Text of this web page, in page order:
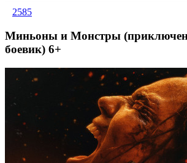
2585
Миньоны и Монстры
боевик) 6+